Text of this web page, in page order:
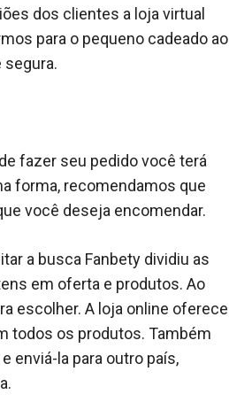
dos clientes a loja virtual
para o pequeno cadeado ao
segura.
fazer seu pedido você terá
forma, recomendamos que
você deseja encomendar.
a busca Fanbety dividiu as
em oferta e produtos. Ao
escolher. A loja online oferece
todos os produtos. Também
enviá-la para outro país,